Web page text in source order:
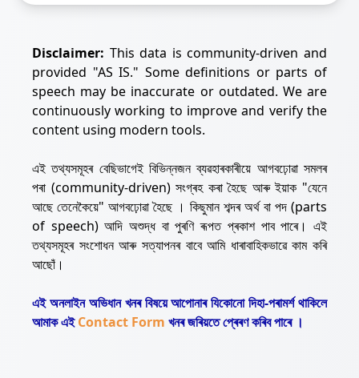
Disclaimer: This data is community-driven and
provided "AS IS." Some definitions or parts of
speech may be inaccurate or outdated. We are
continuously working to improve and verify the
content using modern tools.
এই তথ্যসমূহৰ বেছিভাগেই বিভিন্নজন ব্যৱহাৰকাৰীয়ে আগবঢ়োৱা সমলৰ
পৰা (community-driven) সংগ্ৰহ কৰা হৈছে আৰু ইয়াক "যেনে
আছে তেনেকৈয়ে" আগবঢ়োৱা হৈছে । কিছুমান শব্দৰ অৰ্থ বা পদ (parts
of speech) আদি অশুদ্ধ বা পুৰণি ৰূপত প্ৰকাশ পাব পাৰে। এই
তথ্যসমূহৰ সংশোধন আৰু সত্যাপনৰ বাবে আমি ধাৰাবাহিকভাৱে কাম কৰি
আছোঁ।
এই অনলাইন অভিধান খনৰ বিষয়ে আপোনাৰ যিকোনো দিহা-পৰামৰ্শ থাকিলে
আমাক এইContact Form খনৰ জৰিয়তে প্ৰেৰণ কৰিব পাৰে ।